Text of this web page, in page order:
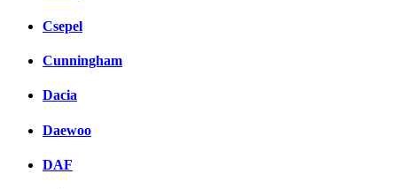
Csepel
Cunningham
Dacia
Daewoo
DAF